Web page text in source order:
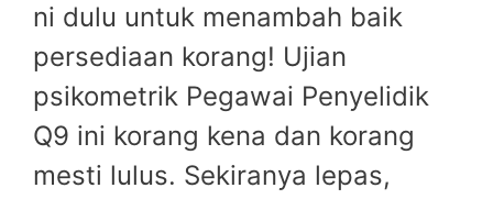
ni dulu untuk menambah baik
persediaan korang! Ujian
psikometrik Pegawai Penyelidik
Q9 ini korang kena dan korang
mesti lulus. Sekiranya lepas,